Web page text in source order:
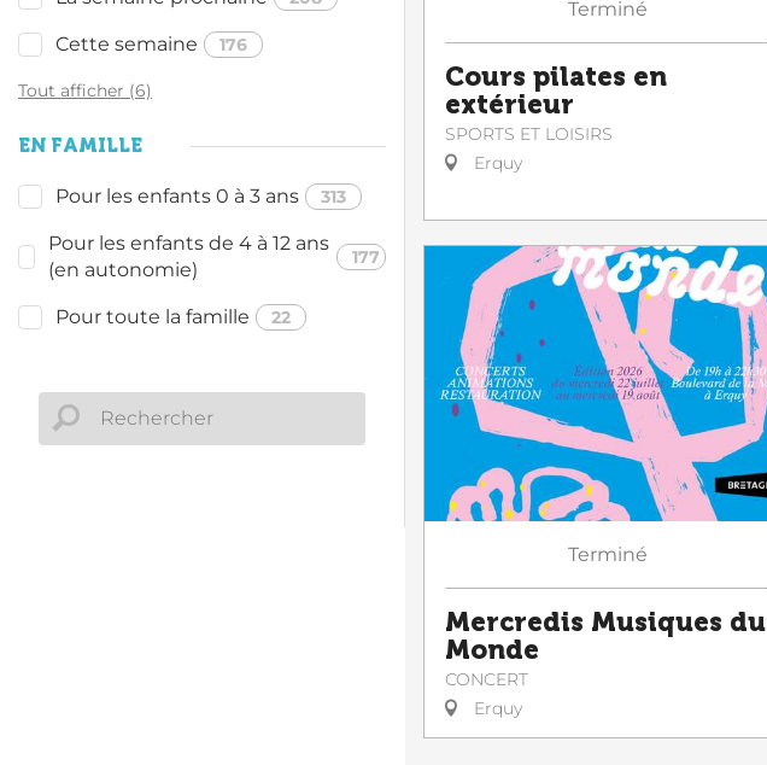
Cette semaine 176
Tout afficher (6)
EN FAMILLE
Pour les enfants 0 à 3 ans 313
Pour les enfants de 4 à 12 ans
(en autonomie)
177
Pour toute la famille 22
Terminé
Cours pilates en
extérieur
SPORTS ET LOISIRS
Erquy
Terminé
Mercredis Musiques du
Monde
CONCERT
Erquy